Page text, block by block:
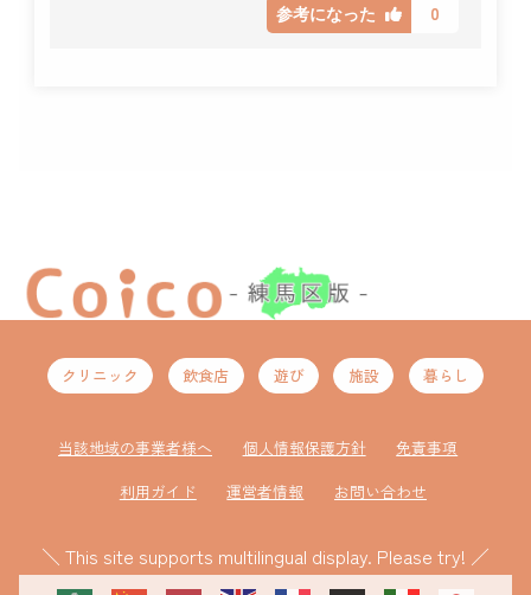
参考になった 0
クリニック 飲食店 遊び 施設 暮らし
当該地域の事業者様へ 個人情報保護方針
免責事項
利用ガイド
運営者情報 お問い合わせ
＼ This site supports multilingual display. Please try! ／